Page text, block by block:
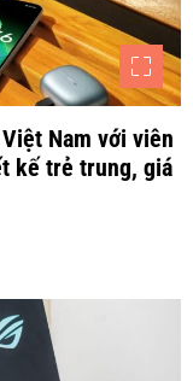
Nam với viên
kế trẻ trung, giá